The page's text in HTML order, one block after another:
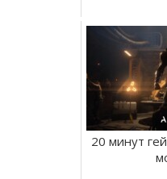
20 минут